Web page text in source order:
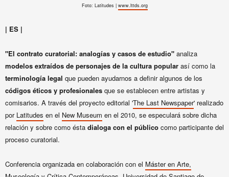
Foto: Latitudes | www.lttds.org
| ES |
"El contrato curatorial: analogías y casos de estudio" analiza
modelos extraídos de personajes de la cultura popular así como la
terminología legal que pueden ayudarnos a definir algunos de los
códigos éticos y profesionales que se establecen entre artistas y
comisarios. A través del proyecto editorial 'The Last Newspaper' realizado
por Latitudes en el New Museum en el 2010, se especulará sobre dicha
relación y sobre como ésta dialoga con el público como participante del
proceso curatorial.
Conferencia organizada en colaboración con el Máster en Arte,